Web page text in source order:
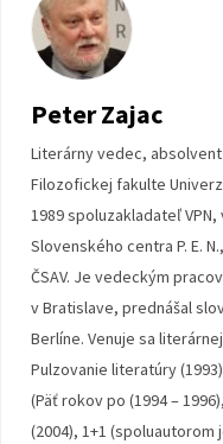
Peter Zajac
Literárny vedec,
Filozofickej fakulte
1989 spoluzakladateľ
Slovenského centra P. E.
ČSAV. Je vedeckým
v Bratislave, prednášal
Berlíne. Venuje sa
Pulzovanie literatúry
(Päť rokov po (1994 –
(2004), 1+1 (spoluautorom